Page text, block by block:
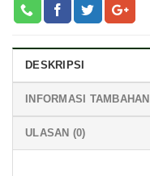
DESKRIPSI
INFORMASI TAMBAHAN
ULASAN (0)